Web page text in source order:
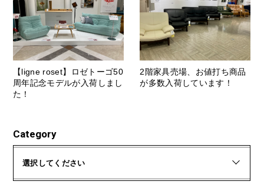
【ligne roset】ロゼトーゴ50
周年記念モデルが入荷しまし
た！
2階家具売場、お値打ち商品
が多数入荷しています！
Category
選択してください